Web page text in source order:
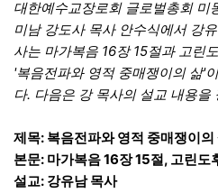
대한예수교장로회 글로벌총회 미
미남 강도사 목사 안수식에서 강
사는 마가복음 16장 15절과 고린
'복음전파와 영적 중매쟁이의 삶'
다. 다음은 강 목사의 설교 내용을
제목: 복음전파와 영적 중매쟁이의
본문: 마가복음 16장 15절, 고린도
설교: 강유남 목사